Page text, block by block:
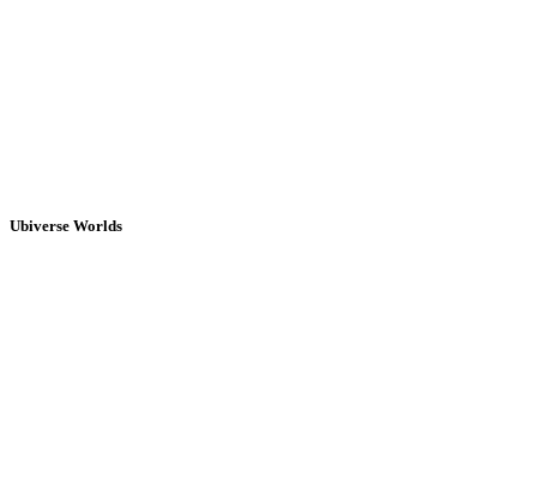
Ubiverse Worlds